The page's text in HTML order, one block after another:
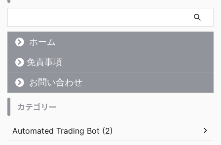
ホーム
免責事項
お問い合わせ
カテゴリー
Automated Trading Bot (2)